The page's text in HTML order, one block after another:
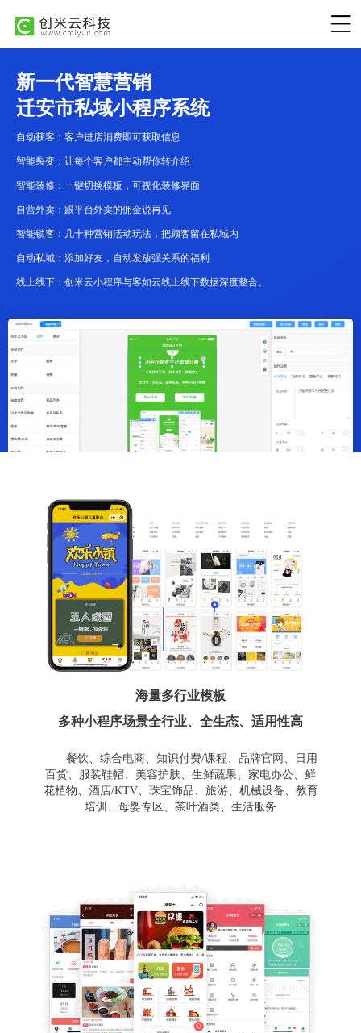
新一代智慧营销
迁安市私域小程序系统
自动获客：客户进店消费即可获取信息
智能裂变：让每个客户都主动帮你转介绍
智能装修：一键切换模板，可视化装修界面
自营外卖：跟平台外卖的佣金说再见
智能锁客：几十种营销活动玩法，把顾客留在私域内
自动私域：添加好友，自动发放强关系的福利
线上线下：创米云小程序与客如云线上线下数据深度整合。
海量多行业模板
多种小程序场景全行业、全生态、适用性高
餐饮、综合电商、知识付费/课程、品牌官网、日用
百货、服装鞋帽、美容护肤、生鲜蔬果、家电办公、鲜
花植物、酒店/KTV、珠宝饰品、旅游、机械设备、教育
培训、母婴专区、茶叶酒类、生活服务